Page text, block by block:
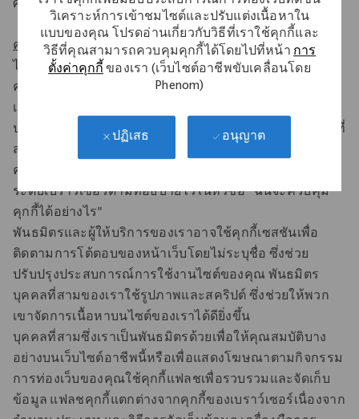
วิเคราะห์การเข้าชมไซต์และปรับแต่งเนื้อหาใน
แบบของคุณ โปรดอ่านเกี่ยวกับวิธีที่เราใช้คุกกี้และ
วิธีที่คุณสามารถควบคุมคุกกี้ได้โดยไปที่หน้าการ
ตั้งค่าคุกกี้ของเรา (เว็บไซต์อาชีพขับเคลื่อนโดย
Phenom)
ปฏิเสธ อนุญาต
ศาสตร์ใดๆ บนไซต์สมัครงานนี้แก่คุณอีกต่อไป
คุกกี้ของบุคคลที่สาม
ไซต์อาชีพนี้และพันธมิตรของเราใช้คุกกี้หรือเทคโนโลยีที่
คล้ายกันเพื่อวิเคราะห์แนวโน้มจัดการไซต์นี้ติดตามการ
เคลื่อนไหวของผู้ใช้ในไซต์นี้และเพื่อรวบรวมข้อมูล
ประชากรเกี่ยวกับฐานผู้ใช้ของเราโดยรวม คุกกี้ของบุคคลที่
สามยังใช้เพื่อให้ข้อมูลบางอย่างจากเว็บไซต์พันธมิตรตาม
คําขอของผู้ใช้ ผู้ใช้สามารถควบคุมการใช้คุกกี้ในแต่ละ
ระดับเบราว์เซอร์ตามที่อธิบายไว้ในหัวข้อ "ฉันจะควบคุม
คุกกี้ได้อย่างไร"
พันธมิตรและผู้ให้บริการของเราอาจใช้คุกกี้เซสชันเพื่อ
ติดตามการโต้ตอบของหน้าเว็บโดยไม่ระบุชื่อ ซึ่งช่วย
ปรับปรุงประสบการณ์การใช้งานไซต์ของคุณ พันธมิตร
บุคคลที่สามของเราใช้รูปภาพและสคริปต์ ซึ่งช่วยให้พวก
เขาจัดการเนื้อหาบนไซต์ของเราได้ดียิ่งขึ้น
บุคคลที่สามซึ่งเราเป็นพันธมิตรด้วยเพื่อให้คุณสมบัติบาง
อย่างบนเว็บไซต์อาชีพนี้หรือเพื่อแสดงโฆษณาตามกิจกรรม
การท่องเว็บของคุณใช้คุกกี้แฟลชเพื่อรวบรวมและจัดเก็บ
ข้อมูล แฟลชคุกกี้แตกต่างจากคุกกี้ของเบราว์เซอร์เนื่องจาก